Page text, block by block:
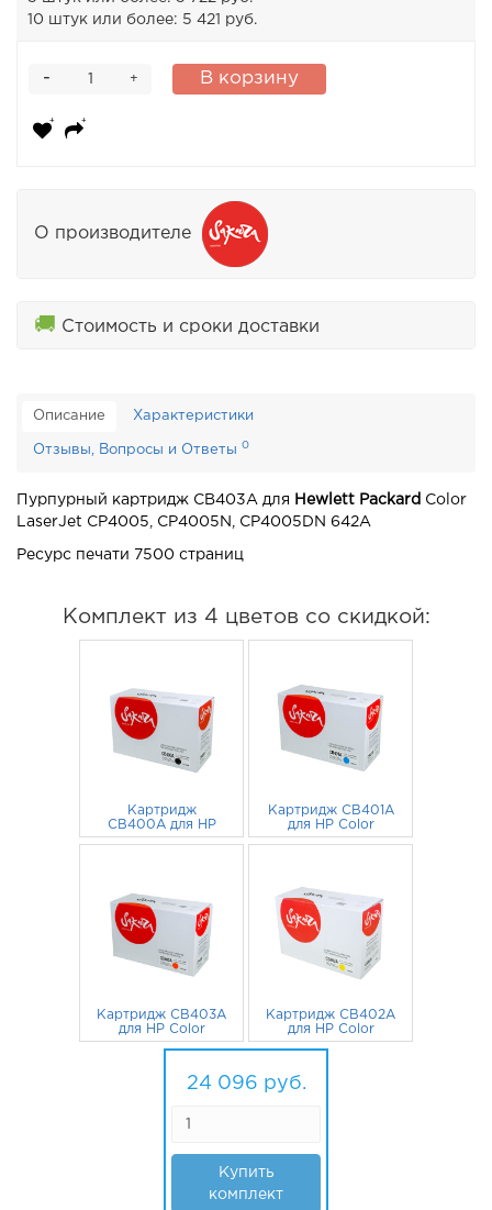
10 штук или более: 5 421 руб.
+
- В корзину
О производителе
🚚 Стоимость и сроки доставки
Описание Характеристики
Отзывы, Вопросы и Ответы 0
Пурпурный картридж CB403A для Hewlett Packard Color
LaserJet CP4005, CP4005N, CP4005DN 642A
Ресурс печати 7500 страниц
Комплект из 4 цветов со скидкой:
Картридж
CB400A для HP
Color LaserJet
Картридж CB401A
для HP Color
LaserJet
Картридж CB403A
для HP Color
LaserJet
пурпурный
Картридж CB402A
для HP Color
LaserJet
CP4005 желтый
24 096 руб.
Купить
комплект